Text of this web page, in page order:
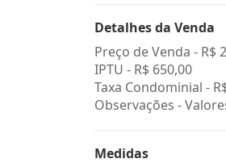
Detalhes da Venda
Preço de Venda - R$
IPTU - R$ 650,00
Taxa Condominial -
Observações -
Medidas